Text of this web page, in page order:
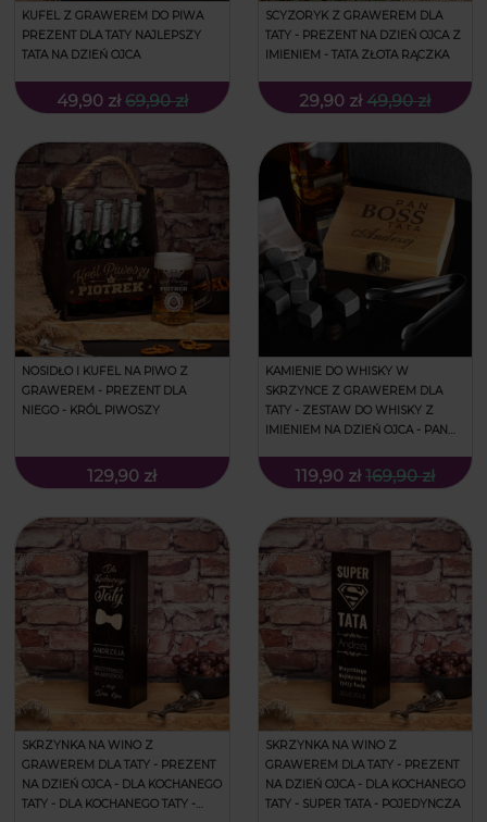
KUFEL Z GRAWEREM DO PIWA
PREZENT DLA TATY NAJLEPSZY
TATA NA DZIEŃ OJCA
49,90 zł 69,90 zł
SCYZORYK Z GRAWEREM DLA
TATY - PREZENT NA DZIEŃ OJCA Z
IMIENIEM - TATA ZŁOTA RĄCZKA
29,90 zł 49,90 zł
NOSIDŁO I KUFEL NA PIWO Z
GRAWEREM - PREZENT DLA
NIEGO - KRÓL PIWOSZY
129,90 zł
KAMIENIE DO WHISKY W
SKRZYNCE Z GRAWEREM DLA
TATY - ZESTAW DO WHISKY Z
IMIENIEM NA DZIEŃ OJCA - PAN
119,90 zł 169,90 zł
SKRZYNKA NA WINO Z
GRAWEREM DLA TATY - PREZENT
NA DZIEŃ OJCA - DLA KOCHANEGO
TATY - DLA KOCHANEGO TATY -
SKRZYNKA NA WINO Z
GRAWEREM DLA TATY - PREZENT
NA DZIEŃ OJCA - DLA KOCHANEGO
TATY - SUPER TATA - POJEDYNCZA